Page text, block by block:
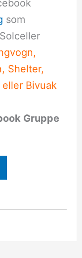
som
Shelter,
Bivuak
Gruppe